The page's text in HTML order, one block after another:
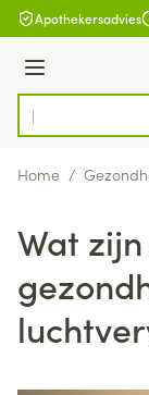
Ga naar de inhoud
Apothekersadvies
Menu
Product, merk,
Home /
Wat